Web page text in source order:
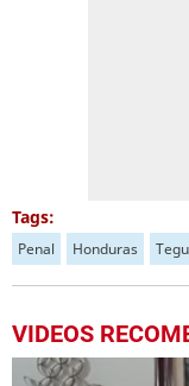
Tags:
Penal Honduras
VIDEOS